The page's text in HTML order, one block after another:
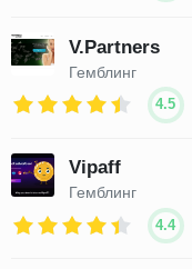
V.Partners
Гемблинг
4.5
Vipaff
Гемблинг
4.4